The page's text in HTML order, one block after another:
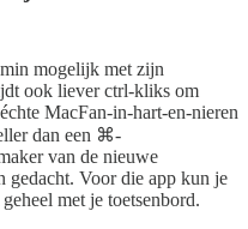
mogelijk met zijn
ook liever ctrl-kliks om
MacFan-in-hart-en-nieren
dan een ⌘-
van de nieuwe
gedacht. Voor die app kun je
met je toetsenbord.